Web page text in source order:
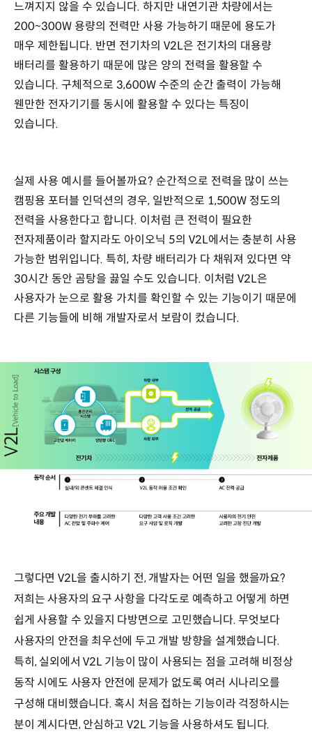
느껴지지 않을 수 있습니다. 하지만 내연기관 차량에서는
200~300W 용량의 전력만 사용 가능하기 때문에 용도가
매우 제한됩니다. 반면 전기차의 V2L은 전기차의 대용량
배터리를 활용하기 때문에 많은 양의 전력을 활용할 수
있습니다. 구체적으로 3,600W 수준의 순간 출력이 가능해
웬만한 전자기기를 동시에 활용할 수 있다는 특징이
있습니다.
실제 사용 예시를 들어볼까요? 순간적으로 전력을 많이 쓰는
캠핑용 포터블 인덕션의 경우, 일반적으로 1,500W 정도의
전력을 사용한다고 합니다. 이처럼 큰 전력이 필요한
전자제품이라 할지라도 아이오닉 5의 V2L에서는 충분히 사용
가능한 범위입니다. 특히, 차량 배터리가 다 채워져 있다면 약
30시간 동안 곰탕을 끓일 수도 있습니다. 이처럼 V2L은
사용자가 눈으로 활용 가치를 확인할 수 있는 기능이기 때문에
다른 기능들에 비해 개발자로서 보람이 컸습니다.
그렇다면 V2L을 출시하기 전, 개발자는 어떤 일을 했을까요?
저희는 사용자의 요구 사항을 다각도로 예측하고 어떻게 하면
쉽게 사용할 수 있을지 다방면으로 고민했습니다. 무엇보다
사용자의 안전을 최우선에 두고 개발 방향을 설계했습니다.
특히, 실외에서 V2L 기능이 많이 사용되는 점을 고려해 비정상
동작 시에도 사용자 안전에 문제가 없도록 여러 시나리오를
구성해 대비했습니다. 혹시 처음 접하는 기능이라 걱정하시는
분이 계시다면, 안심하고 V2L 기능을 사용하셔도 됩니다.